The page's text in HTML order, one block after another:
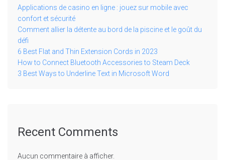
Applications de casino en ligne : jouez sur mobile avec
confort et sécurité
Comment allier la détente au bord de la piscine et le goût du
défi
6 Best Flat and Thin Extension Cords in 2023
How to Connect Bluetooth Accessories to Steam Deck
3 Best Ways to Underline Text in Microsoft Word
Recent Comments
Aucun commentaire à afficher.